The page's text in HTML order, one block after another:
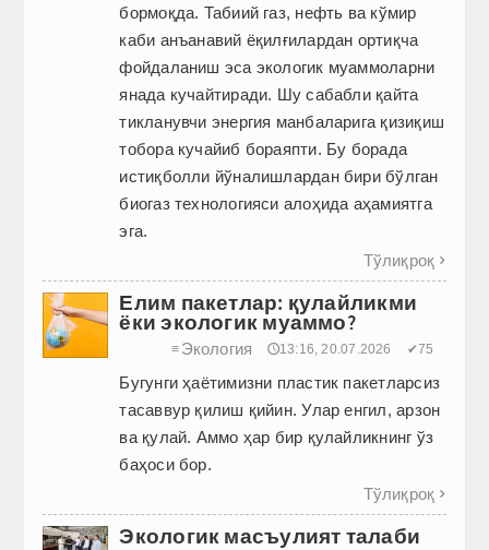
бормоқда. Табиий газ, нефть ва кўмир
каби анъанавий ёқилғилардан ортиқча
фойдаланиш эса экологик муаммоларни
янада кучайтиради. Шу сабабли қайта
тикланувчи энергия манбаларига қизиқиш
тобора кучайиб бораяпти. Бу борада
истиқболли йўналишлардан бири бўлган
биогаз технологияси алоҳида аҳамиятга
эга.
Тўлиқроқ 
Елим пакетлар: қулайликми
ёки экологик муаммо?
≡ Экология 🕔13:16, 20.07.2026 ✔75
Бугунги ҳаётимизни пластик пакетларсиз
тасаввур қилиш қийин. Улар енгил, арзон
ва қулай. Аммо ҳар бир қулайликнинг ўз
баҳоси бор.
Тўлиқроқ 
Экологик масъулият талаби